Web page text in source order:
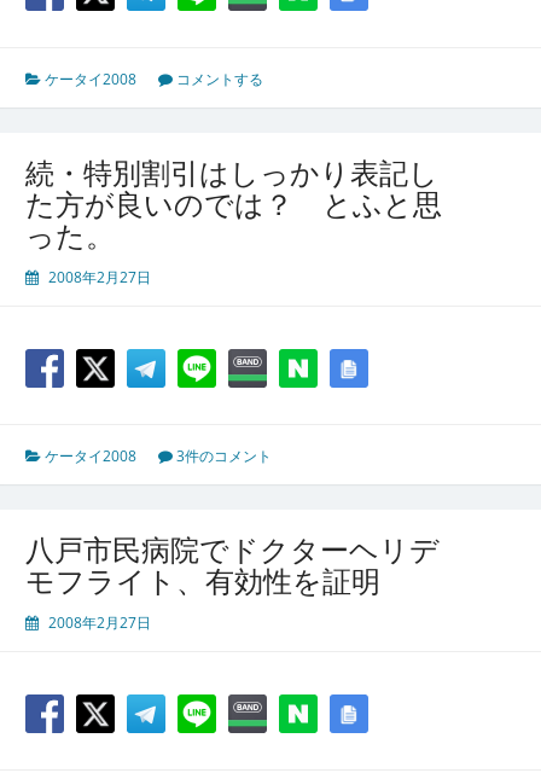
ケータイ2008 コメントする
続・特別割引はしっかり表記し
た方が良いのでは？ とふと思
った。
2008年2月27日
ケータイ2008 3件のコメント
八戸市民病院でドクターヘリデ
モフライト、有効性を証明
2008年2月27日